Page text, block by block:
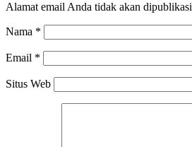
Alamat email Anda tidak akan
Nama *
Email *
Situs Web